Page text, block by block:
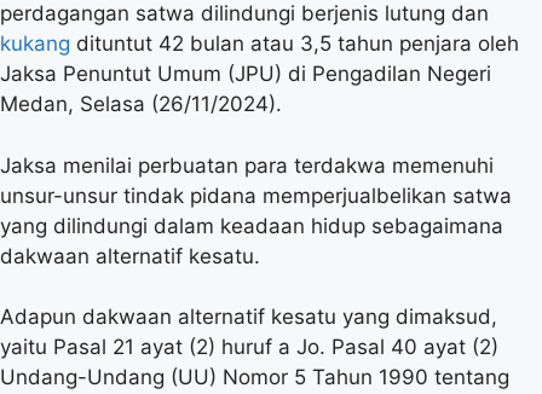
perdagangan satwa dilindungi berjenis lutung dan
kukang dituntut 42 bulan atau 3,5 tahun penjara oleh
Jaksa Penuntut Umum (JPU) di Pengadilan Negeri
Medan, Selasa (26/11/2024).
Jaksa menilai perbuatan para terdakwa memenuhi
unsur-unsur tindak pidana memperjualbelikan satwa
yang dilindungi dalam keadaan hidup sebagaimana
dakwaan alternatif kesatu.
Adapun dakwaan alternatif kesatu yang dimaksud,
yaitu Pasal 21 ayat (2) huruf a Jo. Pasal 40 ayat (2)
Undang-Undang (UU) Nomor 5 Tahun 1990 tentang